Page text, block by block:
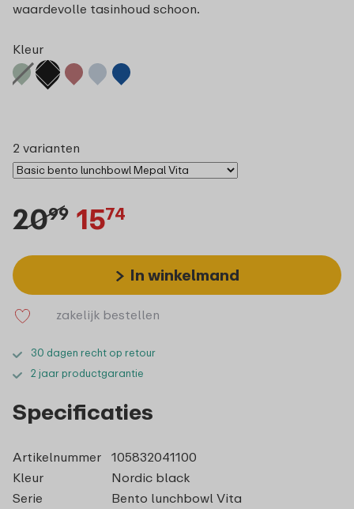
waardevolle tasinhoud schoon.
Kleur
2 varianten
2099 1574
In winkelmand
zakelijk bestellen
30 dagen recht op retour
2 jaar productgarantie
Specificaties
Artikelnummer
105832041100
Kleur
Nordic black
Serie
Bento lunchbowl Vita